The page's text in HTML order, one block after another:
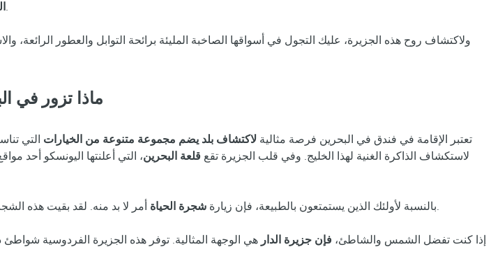
، والتي تقدم لمحة رائعة عما كان ذات يوم مهد حضارة دلمون القديمة.
ولاكتشاف روح هذه الجزيرة، عليك التجول في أسواقها الصاخبة المليئة برائحة التوابل والعطور الرائعة،
ماذا تزور في
تعتبر الإقامة في فندق في البحرين فرصة مثالية لاكتشاف بلد يضم مجموعة متنوعة من الخيارات التي
لاستكشاف الذاكرة الغنية لهذا الخليج. وفي قلب الجزيرة تقع قلعة البحرين، التي أعلنتها اليونسكو أحد
بالنسبة لأولئك الذين يستمتعون بالطبيعة، فإن زيارة شجرة الحياة أمر لا بد منه. لقد بقيت هذه الشجرة المذهلة في الصحراء لأكثر من 400 عام دون مصدر واضح للمياه، لتصبح معجزة حقيقية للطبيعة.
إذا كنت تفضل الشمس والشاطئ، فإن جزيرة الدار هي الوجهة المثالية. توفر هذه الجزيرة الفردوسية